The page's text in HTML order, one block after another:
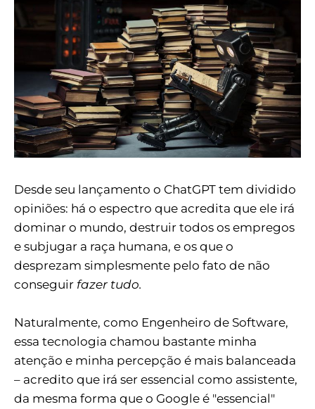
Desde seu lançamento o ChatGPT tem dividido
opiniões: há o espectro que acredita que ele irá
dominar o mundo, destruir todos os empregos
e subjugar a raça humana, e os que o
desprezam simplesmente pelo fato de não
conseguir fazer tudo.
Naturalmente, como Engenheiro de Software,
essa tecnologia chamou bastante minha
atenção e minha percepção é mais balanceada
– acredito que irá ser essencial como assistente,
da mesma forma que o Google é "essencial"